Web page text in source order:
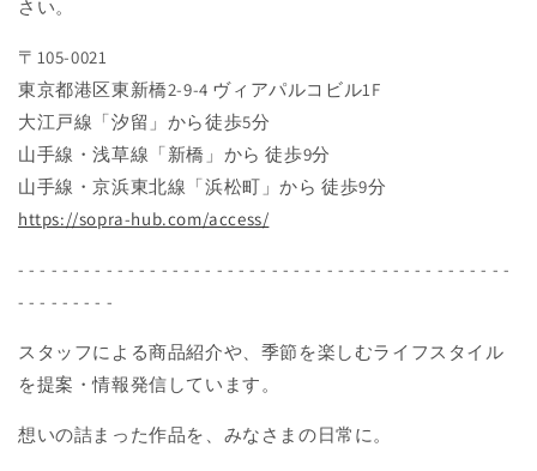
さい。
〒105-0021
東京都港区東新橋2-9-4 ヴィアパルコビル1F
大江戸線「汐留」から徒歩5分
山手線・浅草線「新橋」から 徒歩9分
山手線・京浜東北線「浜松町」から 徒歩9分
https://sopra-hub.com/access/
- - - - - - - - - - - - - - - - - - - - - - - - - - - - - - - - - - - - - - - - - - - - -
- - - - - - - - -
スタッフによる商品紹介や、季節を楽しむライフスタイル
を提案・情報発信しています。
想いの詰まった作品を、みなさまの日常に。